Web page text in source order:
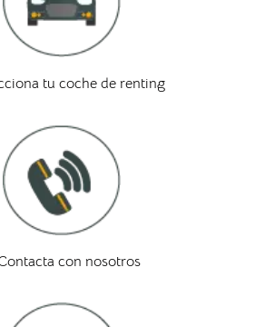
tu coche de renting
con nosotros